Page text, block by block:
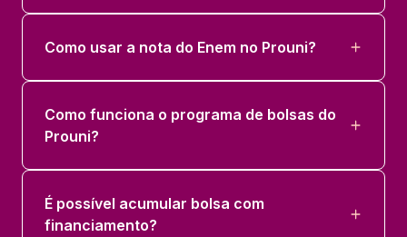
Como usar a nota do Enem no Prouni?
Como funciona o programa de bolsas do
Prouni?
É possível acumular bolsa com
financiamento?